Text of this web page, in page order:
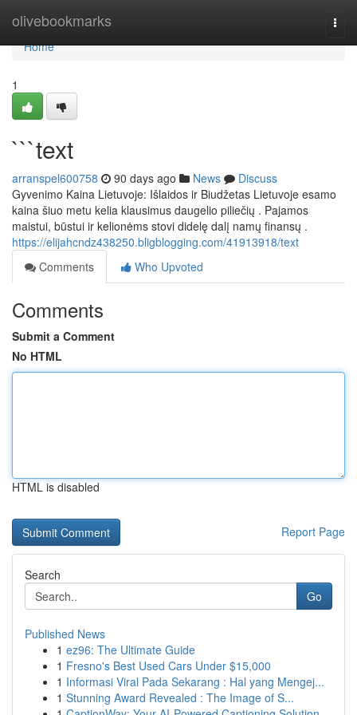
olivebookmarks
Home
Home
1
```text
arranspel600758 90 days ago News
Discuss
Gyvenimo Kaina Lietuvoje: Išlaidos ir Biudžetas Lietuvoje esamo
kaina šiuo metu kelia klausimus daugelio piliečių . Pajamos
maistui, būstui ir kelionėms stovi didelę dalį namų finansų .
https://elijahcndz438250.bligblogging.com/41913918/text
Comments
Who Upvoted
Comments
Submit a Comment
No HTML
HTML is disabled
Report Page
Search
Go
Published News
1 ez96: The Ultimate Guide
1 Fresno's Best Used Cars Under $15,000
1 Informasi Viral Pada Sekarang : Hal yang Mengej...
1 Stunning Award Revealed : The Image of S...